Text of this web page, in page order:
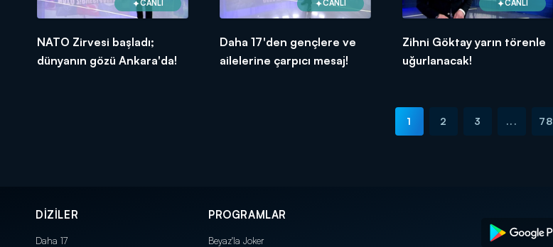
CANLI
NATO Zirvesi başladı;
dünyanın gözü Ankara'da!
CANLI
Daha 17'den gençlere ve
ailelerine çarpıcı mesaj!
CANLI
Zihni Göktay yarın törenle
uğurlanacak!
1 2 3 ... 78
DİZİLER
Daha 17
PROGRAMLAR
Beyaz'la Joker